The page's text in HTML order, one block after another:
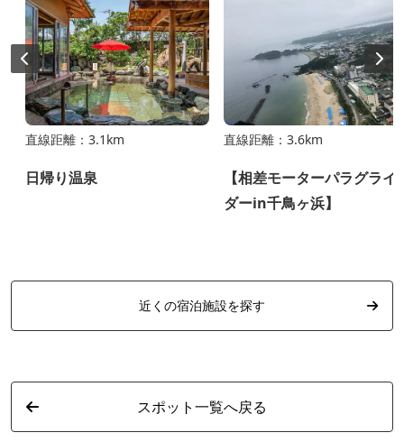
直線距離：3.1km
日帰り温泉
直線距離：3.6km
【相差モーターパラグライ
ダーin千鳥ヶ浜】
近くの宿泊施設を探す
スポット一覧へ戻る